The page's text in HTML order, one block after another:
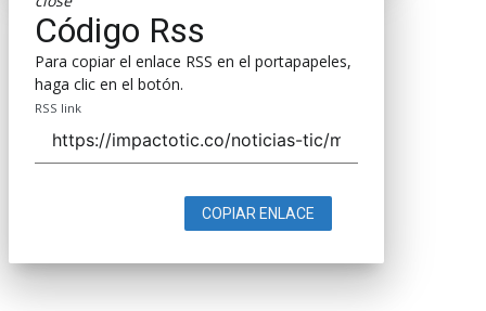
Código Rss
Para copiar el enlace RSS en el portapapeles,
haga clic en el botón.
RSS link
COPIAR ENLACE